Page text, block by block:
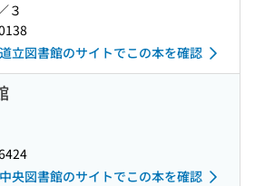
３
立図書館のサイトでこの本を確認
央図書館のサイトでこの本を確認